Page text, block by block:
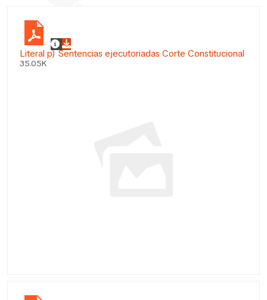
Literal p) Sentencias ejecutoriadas Corte Constitucional
35.05K